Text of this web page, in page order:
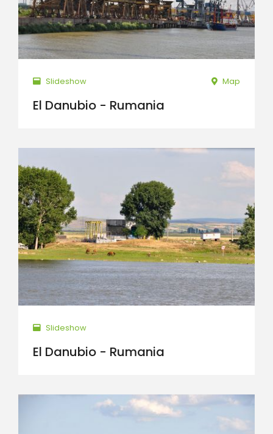
Slideshow Map
El Danubio - Rumania
Slideshow
El Danubio - Rumania